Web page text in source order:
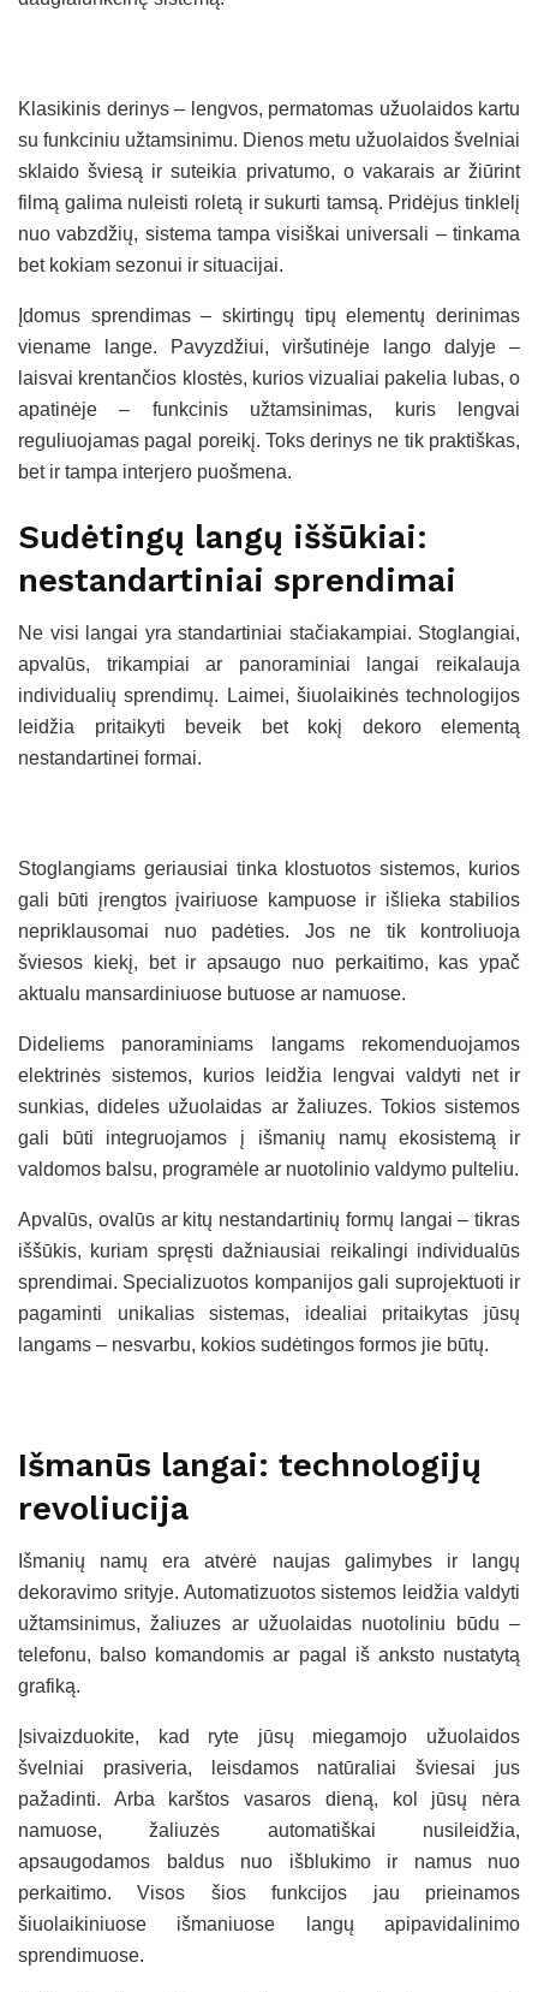
Klasikinis derinys – lengvos, permatomas užuolaidos kartu
su funkciniu užtamsinimu. Dienos metu užuolaidos švelniai
sklaido šviesą ir suteikia privatumo, o vakarais ar žiūrint
filmą galima nuleisti roletą ir sukurti tamsą. Pridėjus tinklelį
nuo vabzdžių, sistema tampa visiškai universali – tinkama
bet kokiam sezonui ir situacijai.
Įdomus sprendimas – skirtingų tipų elementų derinimas
viename lange. Pavyzdžiui, viršutinėje lango dalyje –
laisvai krentančios klostės, kurios vizualiai pakelia lubas, o
apatinėje – funkcinis užtamsinimas, kuris lengvai
reguliuojamas pagal poreikį. Toks derinys ne tik praktiškas,
bet ir tampa interjero puošmena.
Sudėtingų langų iššūkiai:
nestandartiniai sprendimai
Ne visi langai yra standartiniai stačiakampiai. Stoglangiai,
apvalūs, trikampiai ar panoraminiai langai reikalauja
individualių sprendimų. Laimei, šiuolaikinės technologijos
leidžia pritaikyti beveik bet kokį dekoro elementą
nestandartinei formai.
Stoglangiams geriausiai tinka klostuotos sistemos, kurios
gali būti įrengtos įvairiuose kampuose ir išlieka stabilios
nepriklausomai nuo padėties. Jos ne tik kontroliuoja
šviesos kiekį, bet ir apsaugo nuo perkaitimo, kas ypač
aktualu mansardiniuose butuose ar namuose.
Dideliems panoraminiams langams rekomenduojamos
elektrinės sistemos, kurios leidžia lengvai valdyti net ir
sunkias, dideles užuolaidas ar žaliuzes. Tokios sistemos
gali būti integruojamos į išmanių namų ekosistemą ir
valdomos balsu, programėle ar nuotolinio valdymo pulteliu.
Apvalūs, ovalūs ar kitų nestandartinių formų langai – tikras
iššūkis, kuriam spręsti dažniausiai reikalingi individualūs
sprendimai. Specializuotos kompanijos gali suprojektuoti ir
pagaminti unikalias sistemas, idealiai pritaikytas jūsų
langams – nesvarbu, kokios sudėtingos formos jie būtų.
Išmanūs langai: technologijų
revoliucija
Išmanių namų era atvėrė naujas galimybes ir langų
dekoravimo srityje. Automatizuotos sistemos leidžia valdyti
užtamsinimus, žaliuzes ar užuolaidas nuotoliniu būdu –
telefonu, balso komandomis ar pagal iš anksto nustatytą
grafiką.
Įsivaizduokite, kad ryte jūsų miegamojo užuolaidos
švelniai prasiveria, leisdamos natūraliai šviesai jus
pažadinti. Arba karštos vasaros dieną, kol jūsų nėra
namuose, žaliuzės automatiškai nusileidžia,
apsaugodamos baldus nuo išblukimo ir namus nuo
perkaitimo. Visos šios funkcijos jau prieinamos
šiuolaikiniuose išmaniuose langų apipavidalinimo
sprendimuose.